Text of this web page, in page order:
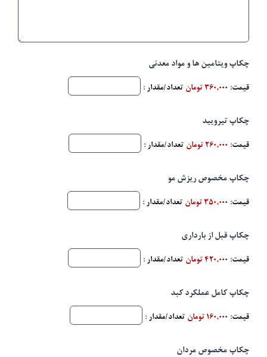
چکاپ ویتامین ها و مواد معدنی
قیمت: 360,000 تومان تعداد/مقدار :
چکاپ تیرویید
قیمت: 260,000 تومان تعداد/مقدار :
چکاپ مخصوص ریزش مو
قیمت: 350,000 تومان تعداد/مقدار :
چکاپ قبل از بارداری
قیمت: 420,000 تومان تعداد/مقدار :
چکاپ کامل عملکرد کبد
قیمت: 160,000 تومان تعداد/مقدار :
چکاپ مخصوص مردان